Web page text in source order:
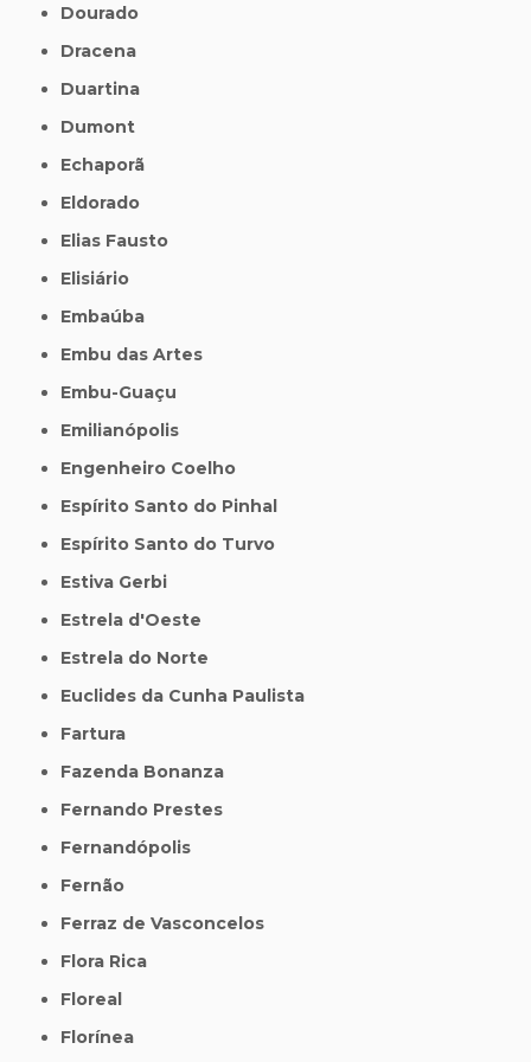
Dourado
Dracena
Duartina
Dumont
Echaporã
Eldorado
Elias Fausto
Elisiário
Embaúba
Embu das Artes
Embu-Guaçu
Emilianópolis
Engenheiro Coelho
Espírito Santo do Pinhal
Espírito Santo do Turvo
Estiva Gerbi
Estrela d'Oeste
Estrela do Norte
Euclides da Cunha Paulista
Fartura
Fazenda Bonanza
Fernando Prestes
Fernandópolis
Fernão
Ferraz de Vasconcelos
Flora Rica
Floreal
Florínea